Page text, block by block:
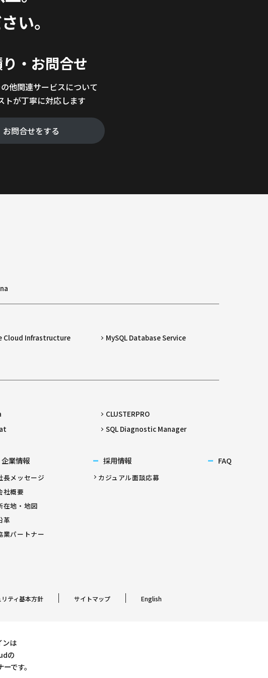
い。
・お問合せ
他関連サービスについて
トが丁寧に対応します
お問合せをする
Cloud Infrastructure MySQL Database Service
CLUSTERPRO
SQL Diagnostic Manager
企業情報
長メッセージ
社概要
在地・地図
革
業パートナー
採用情報
カジュアル面談応募
FAQ
ティ基本方針 サイトマップ English
ンは
の
です。